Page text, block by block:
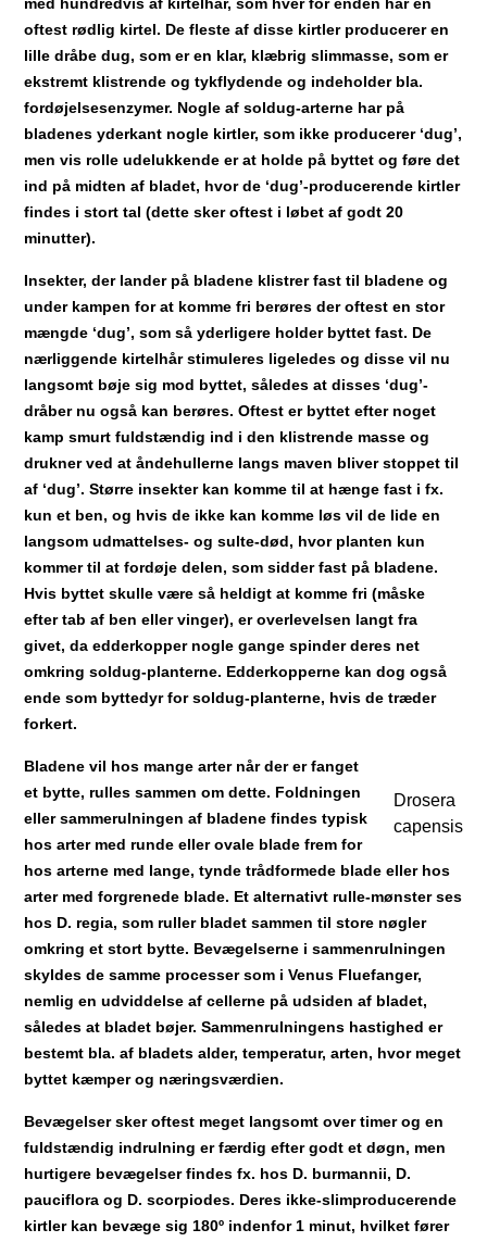
oftest rødlig kirtel. De fleste af disse kirtler producerer en
lille dråbe dug, som er en klar, klæbrig slimmasse, som er
ekstremt klistrende og tykflydende og indeholder bla.
fordøjelsesenzymer. Nogle af soldug-arterne har på
bladenes yderkant nogle kirtler, som ikke producerer ‘dug’,
men vis rolle udelukkende er at holde på byttet og føre det
ind på midten af bladet, hvor de ‘dug’-producerende kirtler
findes i stort tal (dette sker oftest i løbet af godt 20
minutter).
Insekter, der lander på bladene klistrer fast til bladene og
under kampen for at komme fri berøres der oftest en stor
mængde ‘dug’, som så yderligere holder byttet fast. De
nærliggende kirtelhår stimuleres ligeledes og disse vil nu
langsomt bøje sig mod byttet, således at disses ‘dug’-
dråber nu også kan berøres. Oftest er byttet efter noget
kamp smurt fuldstændig ind i den klistrende masse og
drukner ved at åndehullerne langs maven bliver stoppet til
af ‘dug’. Større insekter kan komme til at hænge fast i fx.
kun et ben, og hvis de ikke kan komme løs vil de lide en
langsom udmattelses- og sulte-død, hvor planten kun
kommer til at fordøje delen, som sidder fast på bladene.
Hvis byttet skulle være så heldigt at komme fri (måske
efter tab af ben eller vinger), er overlevelsen langt fra
givet, da edderkopper nogle gange spinder deres net
omkring soldug-planterne. Edderkopperne kan dog også
ende som byttedyr for soldug-planterne, hvis de træder
forkert.
Drosera
capensis
Bladene vil hos mange arter når der er fanget
et bytte, rulles sammen om dette. Foldningen
eller sammerulningen af bladene findes typisk
hos arter med runde eller ovale blade frem for
hos arterne med lange, tynde trådformede blade eller hos
arter med forgrenede blade. Et alternativt rulle-mønster ses
hos D. regia, som ruller bladet sammen til store nøgler
omkring et stort bytte. Bevægelserne i sammenrulningen
skyldes de samme processer som i Venus Fluefanger,
nemlig en udviddelse af cellerne på udsiden af bladet,
således at bladet bøjer. Sammenrulningens hastighed er
bestemt bla. af bladets alder, temperatur, arten, hvor meget
byttet kæmper og næringsværdien.
Bevægelser sker oftest meget langsomt over timer og en
fuldstændig indrulning er færdig efter godt et døgn, men
hurtigere bevægelser findes fx. hos D. burmannii, D.
pauciflora og D. scorpiodes. Deres ikke-slimproducerende
kirtler kan bevæge sig 180º indenfor 1 minut, hvilket fører